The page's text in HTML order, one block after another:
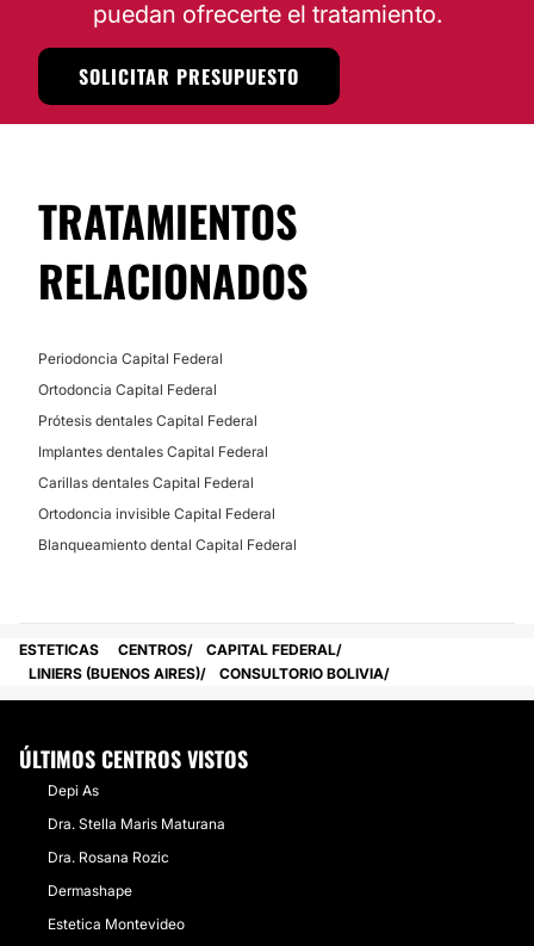
No
Financiación o facilidades de pago:
puedan ofrecerte el tratamiento.
SOLICITAR PRESUPUESTO
TRATAMIENTOS
RELACIONADOS
Periodoncia Capital Federal
Ortodoncia Capital Federal
Prótesis dentales Capital Federal
Implantes dentales Capital Federal
Carillas dentales Capital Federal
Ortodoncia invisible Capital Federal
Blanqueamiento dental Capital Federal
ESTETICAS CENTROS
CAPITAL FEDERAL
LINIERS (BUENOS AIRES)
CONSULTORIO BOLIVIA
ÚLTIMOS CENTROS VISTOS
Depi As
Dra. Stella Maris Maturana
Dra. Rosana Rozic
Dermashape
Estetica Montevideo